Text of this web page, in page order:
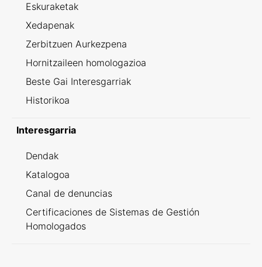
Eskuraketak
Xedapenak
Zerbitzuen Aurkezpena
Hornitzaileen homologazioa
Beste Gai Interesgarriak
Historikoa
Interesgarria
Dendak
Katalogoa
Canal de denuncias
Certificaciones de Sistemas de Gestión
Homologados